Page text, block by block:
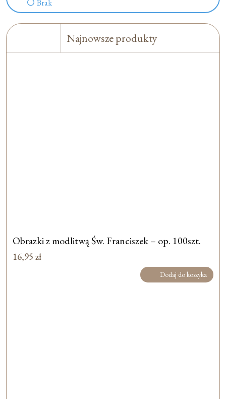
Brak
Najnowsze produkty
Obrazki z modlitwą Św. Franciszek – op. 100szt.
16,95 zł
Dodaj do koszyka